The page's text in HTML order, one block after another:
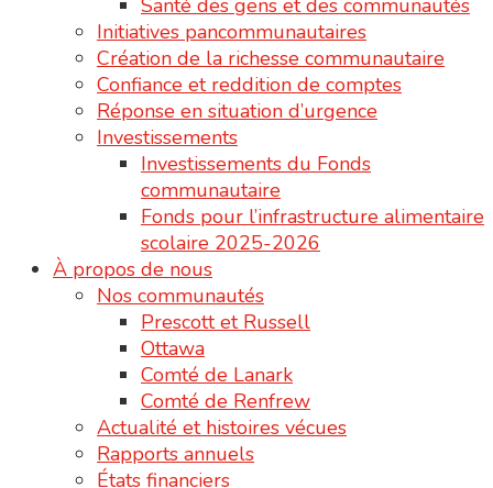
Initiatives pancommunautaires
Création de la richesse communautaire
Confiance et reddition de comptes
Réponse en situation d’urgence
Investissements
Investissements du Fonds
communautaire
Fonds pour l’infrastructure alimentaire
scolaire 2025-2026
À propos de nous
Nos communautés
Prescott et Russell
Ottawa
Comté de Lanark
Comté de Renfrew
Actualité et histoires vécues
Rapports annuels
États financiers